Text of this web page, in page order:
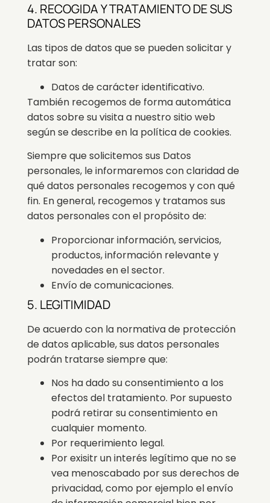
4. RECOGIDA Y TRATAMIENTO DE SUS
DATOS PERSONALES
Las tipos de datos que se pueden solicitar y
tratar son:
Datos de carácter identificativo.
También recogemos de forma automática
datos sobre su visita a nuestro sitio web
según se describe en la política de cookies.
Siempre que solicitemos sus Datos
personales, le informaremos con claridad de
qué datos personales recogemos y con qué
fin. En general, recogemos y tratamos sus
datos personales con el propósito de:
Proporcionar información, servicios,
productos, información relevante y
novedades en el sector.
Envío de comunicaciones.
5. LEGITIMIDAD
De acuerdo con la normativa de protección
de datos aplicable, sus datos personales
podrán tratarse siempre que:
Nos ha dado su consentimiento a los
efectos del tratamiento. Por supuesto
podrá retirar su consentimiento en
cualquier momento.
Por requerimiento legal.
Por exisitr un interés legítimo que no se
vea menoscabado por sus derechos de
privacidad, como por ejemplo el envío